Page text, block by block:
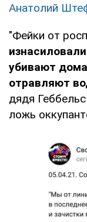
Анатолий
"Фейки от
убивают
отравляют
дядя
ложь